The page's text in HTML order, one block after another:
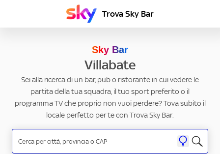
Trova Sky Bar
Sky Bar
Villabate
Sei alla ricerca di un bar, pub o ristorante in cui vedere le
partita della tua squadra, il tuo sport preferito o il
programma TV che proprio non vuoi perdere? Tova subito il
locale perfetto per te con Trova Sky Bar.